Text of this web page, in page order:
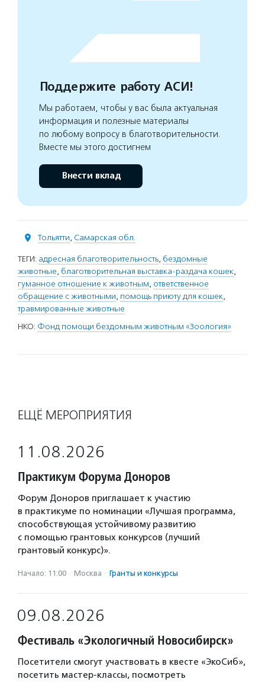
Поддержите работу АСИ!
Мы работаем, чтобы у вас была актуальная
информация и полезные материалы
по любому вопросу в благотворительности.
Вместе мы этого достигнем
Внести вклад
Тольятти, Самарская обл.
ТЕГИ: адресная благотворительность, бездомные
животные, благотворительная выставка-раздача кошек,
гуманное отношение к животным, ответственное
обращение с животными, помощь приюту для кошек,
травмированные животные
НКО: Фонд помощи бездомным животным «Зоология»
ЕЩЁ МЕРОПРИЯТИЯ
11.08.2026
Практикум Форума Доноров
Форум Доноров приглашает к участию
в практикуме по номинации «Лучшая программа,
способствующая устойчивому развитию
с помощью грантовых конкурсов (лучший
грантовый конкурс)».
Начало: 11:00 · Москва · Гранты и конкурсы
09.08.2026
Фестиваль «Экологичный Новосибирск»
Посетители смогут участвовать в квесте «ЭкоСиб»,
посетить мастер-классы, посмотреть